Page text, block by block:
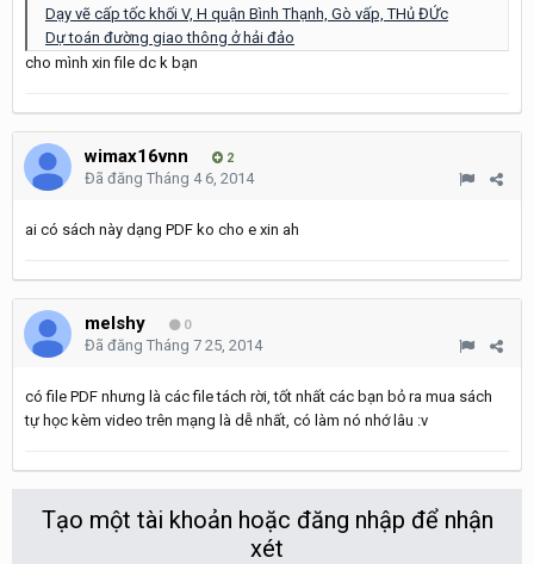
Dạy vẽ cấp tốc khối V, H quận Bình Thạnh, Gò vấp, THủ ĐỨc
Dự toán đường giao thông ở hải đảo
cho mình xin file dc k bạn
wimax16vnn 2
Đã đăng Tháng 4 6, 2014
ai có sách này dạng PDF ko cho e xin ah
melshy 0
Đã đăng Tháng 7 25, 2014
có file PDF nhưng là các file tách rời, tốt nhất các bạn bỏ ra mua sách
tự học kèm video trên mạng là dễ nhất, có làm nó nhớ lâu :v
Tạo một tài khoản hoặc đăng nhập để nhận
xét